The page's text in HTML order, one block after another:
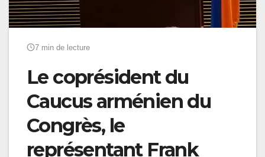
7 min de lecture
Le coprésident du
Caucus arménien du
Congrès, le
représentant Frank